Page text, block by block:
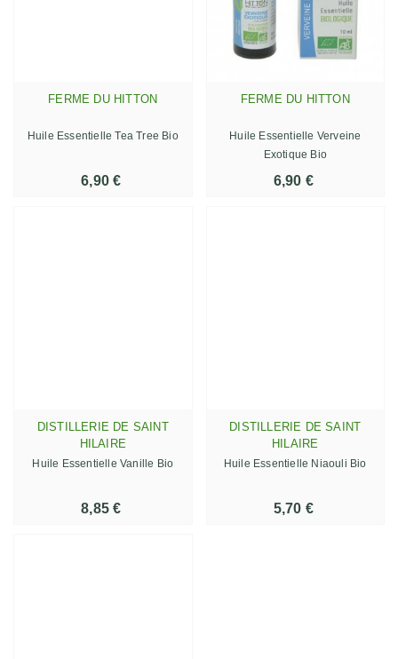
FERME DU HITTON
Huile Essentielle Tea Tree Bio
6,90 €
FERME DU HITTON
Huile Essentielle Verveine
Exotique Bio
6,90 €
DISTILLERIE DE SAINT
HILAIRE
Huile Essentielle Vanille Bio
8,85 €
DISTILLERIE DE SAINT
HILAIRE
Huile Essentielle Niaouli Bio
5,70 €